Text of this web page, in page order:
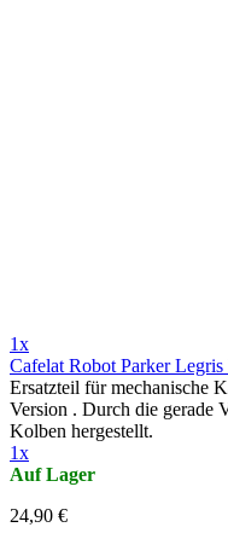
1x
Cafelat Robot Parker
Ersatzteil für mechanische
Version . Durch die gerade
Kolben hergestellt.
1x
Auf Lager
24,90 €